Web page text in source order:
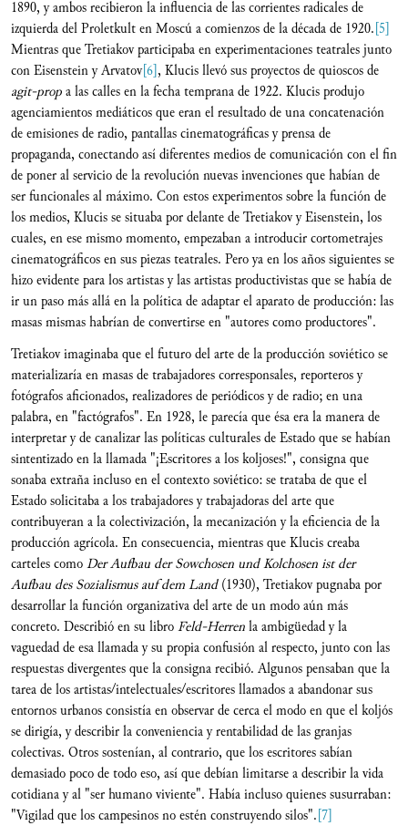
1890, y ambos recibieron la influencia de las corrientes radicales de
izquierda del Proletkult en Moscú a comienzos de la década de 1920.[5]
Mientras que Tretiakov participaba en experimentaciones teatrales junto
con Eisenstein y Arvatov[6], Klucis llevó sus proyectos de quioscos de
agit-propa las calles en la fecha temprana de 1922. Klucis produjo
agenciamientos mediáticos que eran el resultado de una concatenación
de emisiones de radio, pantallas cinematográficas y prensa de
propaganda, conectando así diferentes medios de comunicación con el fin
de poner al servicio de la revolución nuevas invenciones que habían de
ser funcionales al máximo. Con estos experimentos sobre la función de
los medios, Klucis se situaba por delante de Tretiakov y Eisenstein, los
cuales, en ese mismo momento, empezaban a introducir cortometrajes
cinematográficos en sus piezas teatrales. Pero ya en los años siguientes se
hizo evidente para los artistas y las artistas productivistas que se había de
ir un paso más allá en la política de adaptar el aparato de producción: las
masas mismas habrían de convertirse en "autores como productores".
Tretiakov imaginaba que el futuro del arte de la producción soviético se
materializaría en masas de trabajadores corresponsales, reporteros y
fotógrafos aficionados, realizadores de periódicos y de radio; en una
palabra, en "factógrafos". En 1928, le parecía que ésa era la manera de
interpretar y de canalizar las políticas culturales de Estado que se habían
sintentizado en la llamada "¡Escritores a los koljoses!", consigna que
sonaba extraña incluso en el contexto soviético: se trataba de que el
Estado solicitaba a los trabajadores y trabajadoras del arte que
contribuyeran a la colectivización, la mecanización y la eficiencia de la
producción agrícola. En consecuencia, mientras que Klucis creaba
carteles comoDer Aufbau der Sowchosen und Kolchosen ist der
Aufbau des Sozialismus auf dem Land(1930), Tretiakov pugnaba por
desarrollar la función organizativa del arte de un modo aún más
concreto. Describió en su libroFeld-Herrenla ambigüedad y la
vaguedad de esa llamada y su propia confusión al respecto, junto con las
respuestas divergentes que la consigna recibió. Algunos pensaban que la
tarea de los artistas/intelectuales/escritores llamados a abandonar sus
entornos urbanos consistía en observar de cerca el modo en que el koljós
se dirigía, y describir la conveniencia y rentabilidad de las granjas
colectivas. Otros sostenían, al contrario, que los escritores sabían
demasiado poco de todo eso, así que debían limitarse a describir la vida
cotidiana y al "ser humano viviente". Había incluso quienes susurraban:
"Vigilad que los campesinos no estén construyendo silos".[7]